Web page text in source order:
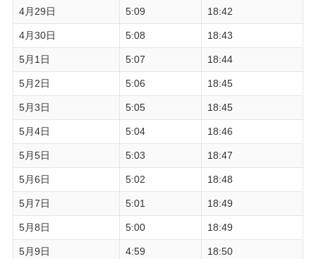
4月29日 5:09 18:42
4月30日 5:08 18:43
5月1日 5:07 18:44
5月2日 5:06 18:45
5月3日 5:05 18:45
5月4日 5:04 18:46
5月5日 5:03 18:47
5月6日 5:02 18:48
5月7日 5:01 18:49
5月8日 5:00 18:49
5月9日 4:59 18:50